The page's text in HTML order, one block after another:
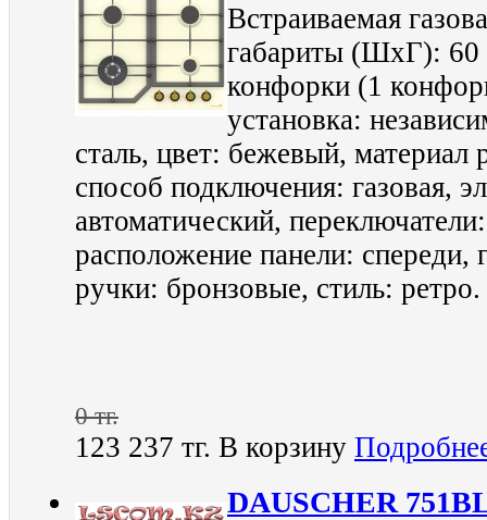
Встраиваемая
габариты (ШхГ): 60
конфорки (1
установка:
сталь, цвет: бежевый, материал
способ подключения: газовая,
автоматический,
расположение панели: спереди,
ручки: бронзовые, стиль: ретро.
0 тг.
123 237 тг. В корзину
DAUSCHER